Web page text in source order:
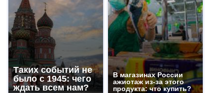
Таких событий не
было с 1945: чего
ждать всем нам?
В магазинах России
ажиотаж из-за этого
продукта: что купить?